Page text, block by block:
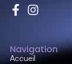
Navigation
Accueil